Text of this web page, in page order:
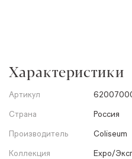
Характеристики
Артикул
Страна
Россия
Производитель
Coliseum
Коллекция
Expo/